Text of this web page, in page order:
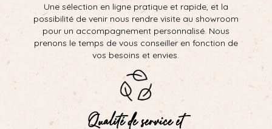
Une sélection en ligne pratique et rapide, et la
possibilité de venir nous rendre visite au showroom
pour un accompagnement personnalisé. Nous
prenons le temps de vous conseiller en fonction de
vos besoins et envies.
Qualité de service et